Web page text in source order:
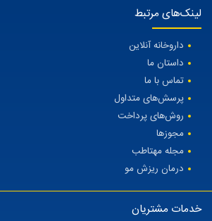
لینک‌های مرتبط
داروخانه آنلاین
داستان ما
تماس با ما
پرسش‌های متداول
روش‌های پرداخت
مجوزها
مجله مهتاطب
درمان ریزش مو
خدمات مشتریان